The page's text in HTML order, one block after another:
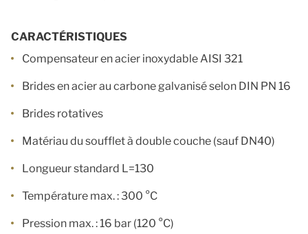
CARACTÉRISTIQUES
Compensateur en acier inoxydable AISI 321
Brides en acier au carbone galvanisé selon DIN PN 16
Brides rotatives
Matériau du soufflet à double couche (sauf DN40)
Longueur standard L=130
Température max. : 300 °C
Pression max. : 16 bar (120 °C)